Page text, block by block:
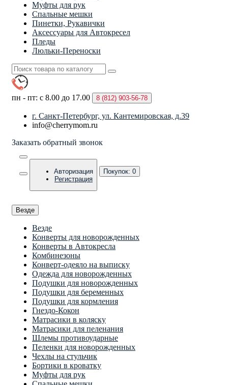
Муфты для рук
Спальные мешки
Пинетки, Рукавички
Аксессуары для Автокресел
Пледы
Люльки-Переноски
пн - пт: с 8.00 до 17.00 8 (812) 903-56-78
г. Санкт-Петербург, ул. Кантемировская, д.39
info@cherrymom.ru
Заказать обратный звонок
Авторизация
Регистрация
Покупок: 0
Везде
Везде
Конверты для новорожденных
Конверты в Автокресла
Комбинезоны
Конверт-одеяло на выписку
Одежда для новорожденных
Подушки для новорожденных
Подушки для беременных
Подушки для кормления
Гнездо-Кокон
Матрасики в коляску
Матрасики для пеленания
Шлемы противоударные
Пеленки для новорожденных
Чехлы на стульчик
Бортики в кроватку
Муфты для рук